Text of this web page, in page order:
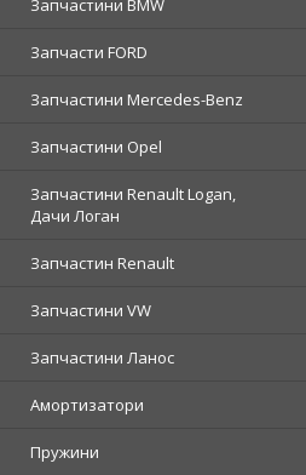
Запчастини BMW
Запчасти FORD
Запчастини Mercedes-Benz
Запчастини Opel
Запчастини Renault Logan,
Дачи Логан
Запчастин Renault
Запчастини VW
Запчастини Ланос
Амортизатори
Пружини